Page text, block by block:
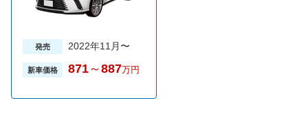
発売 2022年11月〜
新車価格 871～ 887万円